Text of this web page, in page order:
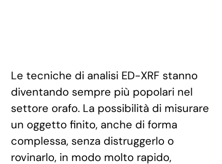
Le tecniche di analisi ED-XRF stanno
diventando sempre più popolari nel
settore orafo. La possibilità di misurare
un oggetto finito, anche di forma
complessa, senza distruggerlo o
rovinarlo, in modo molto rapido,